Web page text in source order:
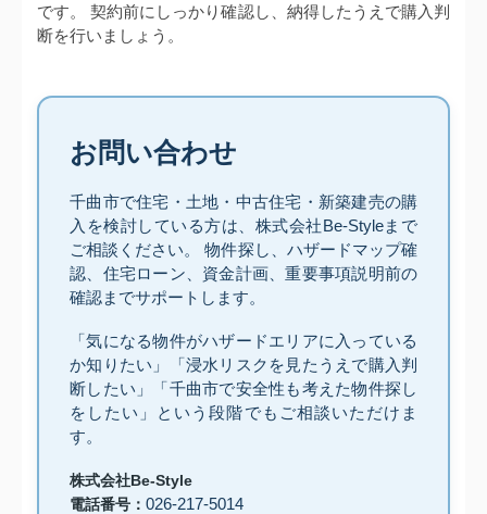
です。 契約前にしっかり確認し、納得したうえで購入判
断を行いましょう。
お問い合わせ
千曲市で住宅・土地・中古住宅・新築建売の購
入を検討している方は、株式会社Be-Styleまで
ご相談ください。 物件探し、ハザードマップ確
認、住宅ローン、資金計画、重要事項説明前の
確認までサポートします。
「気になる物件がハザードエリアに入っている
か知りたい」「浸水リスクを見たうえで購入判
断したい」「千曲市で安全性も考えた物件探し
をしたい」という段階でもご相談いただけま
す。
株式会社Be-Style
電話番号： 026-217-5014